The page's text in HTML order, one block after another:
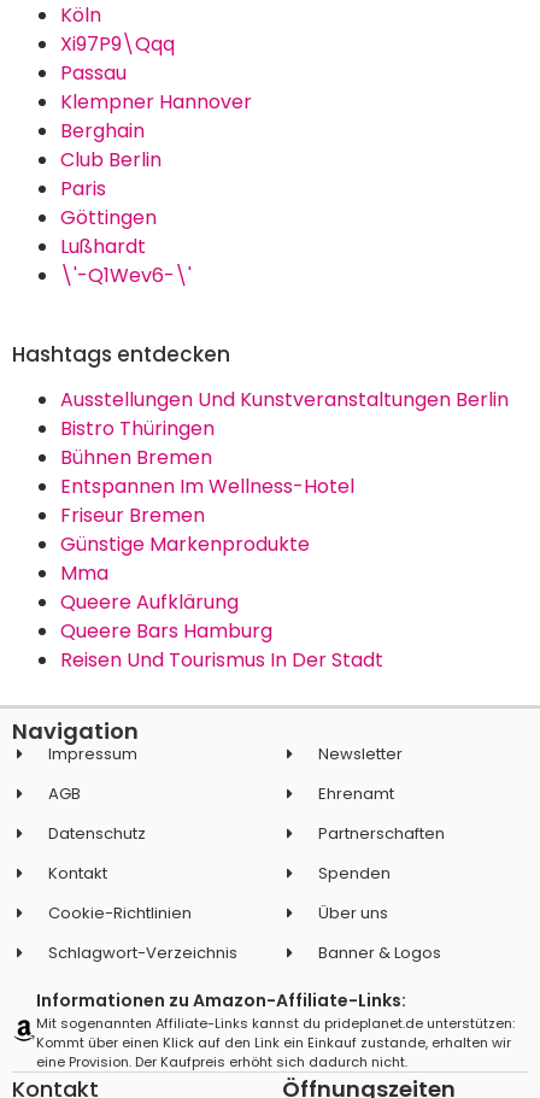
Köln
Xi97P9\Qqq
Passau
Klempner Hannover
Berghain
Club Berlin
Paris
Göttingen
Lußhardt
\'-Q1Wev6-\'
Hashtags entdecken
Ausstellungen Und Kunstveranstaltungen Berlin
Bistro Thüringen
Bühnen Bremen
Entspannen Im Wellness-Hotel
Friseur Bremen
Günstige Markenprodukte
Mma
Queere Aufklärung
Queere Bars Hamburg
Reisen Und Tourismus In Der Stadt
Navigation
Impressum
AGB
Datenschutz
Kontakt
Cookie-Richtlinien
Schlagwort-Verzeichnis
Newsletter
Ehrenamt
Partnerschaften
Spenden
Über uns
Banner & Logos
Informationen zu Amazon-Affiliate-Links:
Mit sogenannten Affiliate-Links kannst du prideplanet.de unterstützen:
Kommt über einen Klick auf den Link ein Einkauf zustande, erhalten wir
eine Provision. Der Kaufpreis erhöht sich dadurch nicht.
Kontakt Öffnungszeiten